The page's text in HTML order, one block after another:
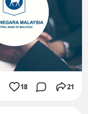
18 21